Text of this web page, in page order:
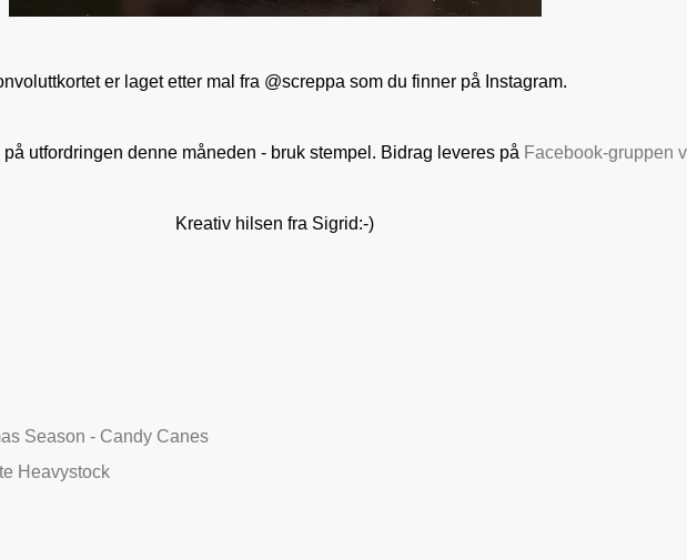
er laget etter mal fra @screppa som du finner på Instagram.
utfordringen denne måneden - bruk stempel. Bidrag leveres på Facebook-gruppen
Kreativ hilsen fra Sigrid:-)
Season - Candy Canes
Heavystock